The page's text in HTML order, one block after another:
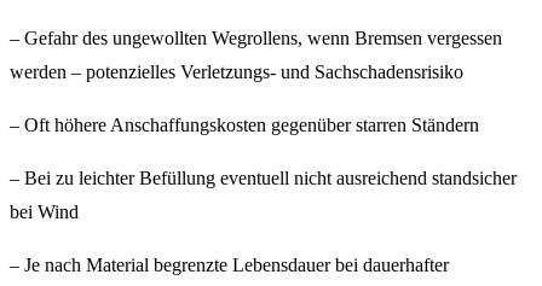
– Gefahr des ungewollten Wegrollens, wenn Bremsen vergessen
werden – potenzielles Verletzungs- und Sachschadensrisiko
– Oft höhere Anschaffungskosten gegenüber starren Ständern
– Bei zu leichter Befüllung eventuell nicht ausreichend standsicher
bei Wind
– Je nach Material begrenzte Lebensdauer bei dauerhafter